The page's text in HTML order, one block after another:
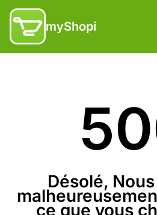
myShopi
Désolé,
ce que vous